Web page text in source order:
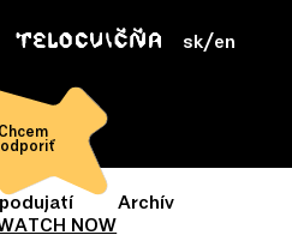
sk/en
Chcem
Archív
NOW